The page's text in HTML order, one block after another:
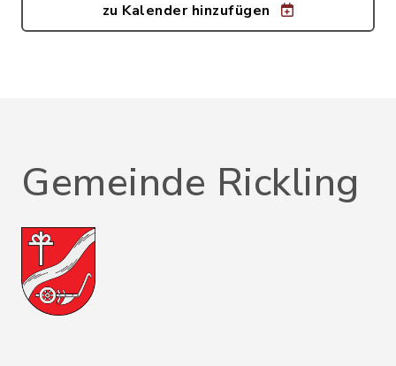
zu Kalender hinzufügen
Gemeinde Rickling